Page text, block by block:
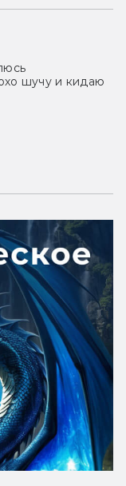
шучу и кидаю